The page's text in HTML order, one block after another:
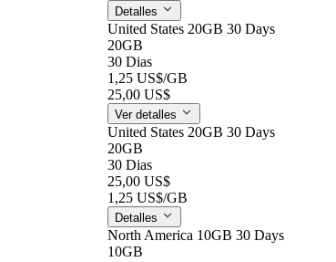
Detalles
United States 20GB 30 Days
20GB
30 Dias
1,25 US$/GB
25,00 US$
Ver detalles
United States 20GB 30 Days
20GB
30 Dias
25,00 US$
1,25 US$/GB
Detalles
North America 10GB 30 Days
10GB